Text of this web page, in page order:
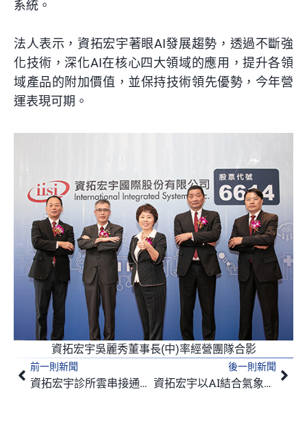
系統。
法人表示，資拓宏宇著眼AI發展趨勢，透過不斷強
化技術，深化AI在核心四大領域的應用，提升各領
域產品的附加價值，並保持技術領先優勢，今年營
運表現可期。
資拓宏宇吳麗秀董事長(中)率經營團隊合影
上一頁
前一則新聞
資拓宏宇診所雲串接通訊診療、在宅急症照護及數位金融
後一則新聞
資拓宏宇以AI結合氣象科技 擴大相關營收規模
下